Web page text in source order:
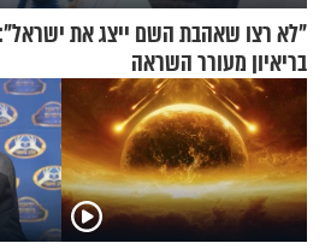
"לא רצו שאהבת השם ייצג את ישראל":
בריאיון מעורר השראה